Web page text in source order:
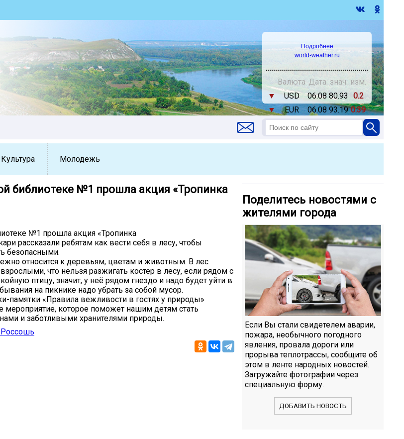
Подробнее
world-weather.ru
Валюта Дата знач. изм.
▼
USD 06.08 80.93 0.2
▼
EUR 06.08 93.19 0.39
Культура Молодежь
библиотеке №1 прошла акция «Тропинка
№1 прошла акция «Тропинка
рассказали ребятам как вести себя в лесу, чтобы
безопасными.
относится к деревьям, цветам и животным. В лес
что нельзя разжигать костер в лесу, если рядом с
птицу, значит, у неё рядом гнездо и надо будет уйти в
на пикнике надо убрать за собой мусор.
памятки «Правила вежливости в гостях у природы»
мероприятие, которое поможет нашим детям стать
и заботливыми хранителями природы.
Россошь
Поделитесь новостями с
жителями города
Если Вы стали свидетелем аварии,
пожара, необычного погодного
явления, провала дороги или
прорыва теплотрассы, сообщите об
этом в ленте народных новостей.
Загружайте фотографии через
специальную форму.
ДОБАВИТЬ НОВОСТЬ